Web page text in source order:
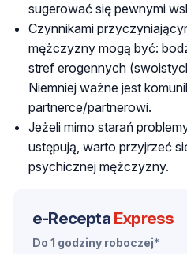
sugerować się pewnymi
Czynnikami
mężczyzny mogą być:
stref erogennych
Niemniej ważne jest
partnerce/partnerowi.
Jeżeli mimo starań
ustępują, warto przyjrzeć
psychicznej mężczyzny.
e-Recepta Express
Do 1 godziny roboczej*